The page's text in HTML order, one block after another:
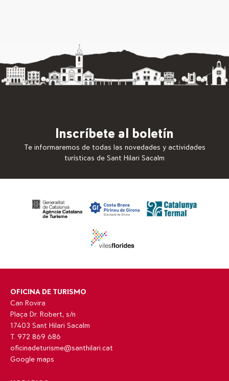
Inscríbete al boletín
Te informaremos de todas las novedades y actividades
turísticas de Sant Hilari Sacalm
OFICINA DE TURISMO
Can Rovira
Plaça Dr. Robert, s/n
17403 Sant Hilari Sacalm
T. 972 869 686
oficinadeturisme@santhilari.cat
Google maps